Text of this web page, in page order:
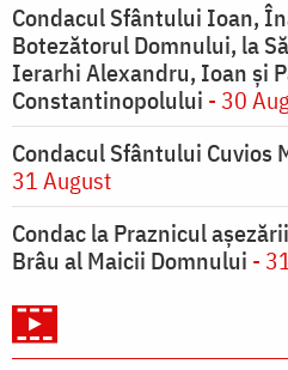
Condacul Sfântului Ioan,
Botezătorul Domnului, la
Ierarhi Alexandru, Ioan şi
Constantinopolului - 30
Condacul Sfântului Cuvios
31 August
Condac la Praznicul
Brâu al Maicii Domnului -